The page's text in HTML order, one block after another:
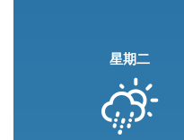
星期二